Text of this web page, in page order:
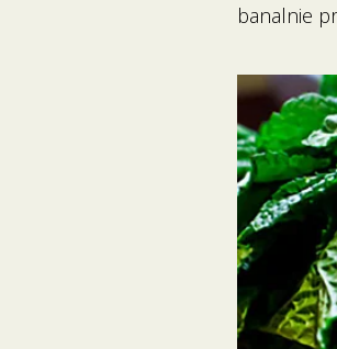
banalnie